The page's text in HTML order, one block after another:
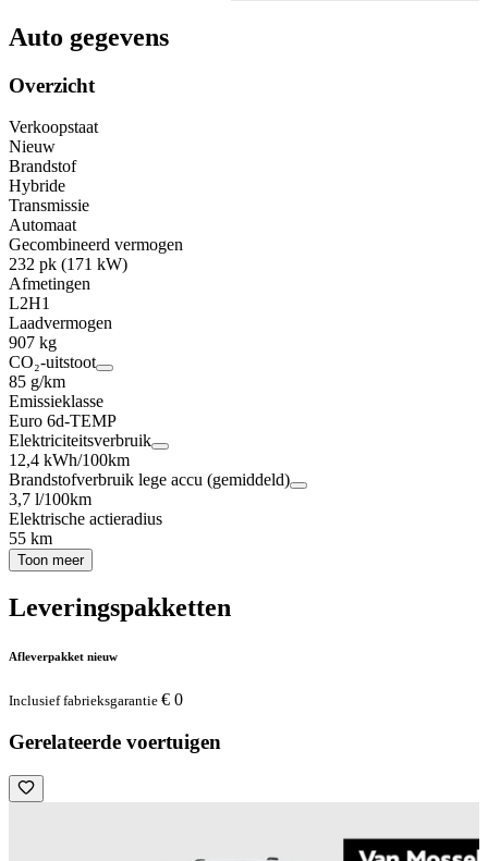
Auto gegevens
Overzicht
Verkoopstaat
Nieuw
Brandstof
Hybride
Transmissie
Automaat
Gecombineerd vermogen
232 pk (171 kW)
Afmetingen
L2H1
Laadvermogen
907 kg
CO₂-uitstoot
85 g/km
Emissieklasse
Euro 6d-TEMP
Elektriciteitsverbruik
12,4 kWh/100km
Brandstofverbruik lege accu (gemiddeld)
3,7 l/100km
Elektrische actieradius
55 km
Toon meer
Leveringspakketten
Afleverpakket nieuw
Inclusief fabrieksgarantie € 0
Gerelateerde voertuigen